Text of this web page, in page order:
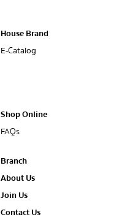
House Brand
E-Catalog
Shop Online
FAQs
Branch
About Us
Join Us
Contact Us